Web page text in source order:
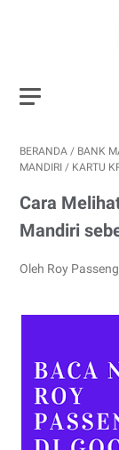
BERANDA / BANK
MANDIRI / KARTU
Cara
Mandiri
Oleh Roy